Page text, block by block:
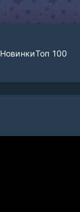
НовинкиТоп 100